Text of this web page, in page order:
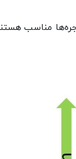
می‌شوند و برای اکثر